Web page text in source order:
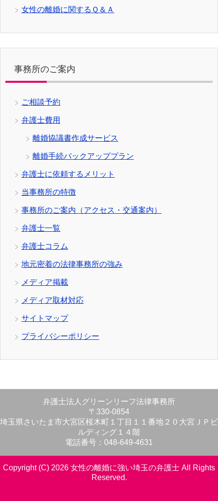
女性の離婚に関するＱ＆Ａ
事務所のご案内
ご相談予約
弁護士費用
離婚協議書作成サービス
離婚手続バックアッププラン
弁護士に依頼するメリット
当事務所の特徴
事務所のご案内（アクセス・交通案内）
弁護士一覧
弁護士コラム
地元密着の法律事務所の強み
メディア掲載
メディア取材対応
サイトマップ
プライバシーポリシー
弁護士法人グリーンリーフ法律事務所
〒330-0854
埼玉県さいたま市大宮区桜木町１丁目１１番地２０大宮ＪＰビ
ルディング１４階
電話番号：048-649-4631
Copyright (C) 2026 女性の離婚に強い埼玉の弁護士 All Rights
Reserved.